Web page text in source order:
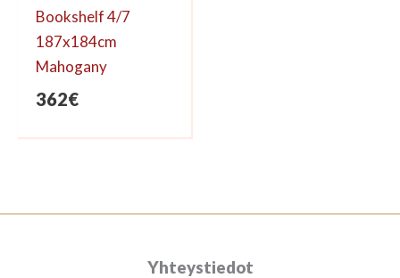
Bookshelf 4/7
187x184cm
Mahogany
362€
Yhteystiedot